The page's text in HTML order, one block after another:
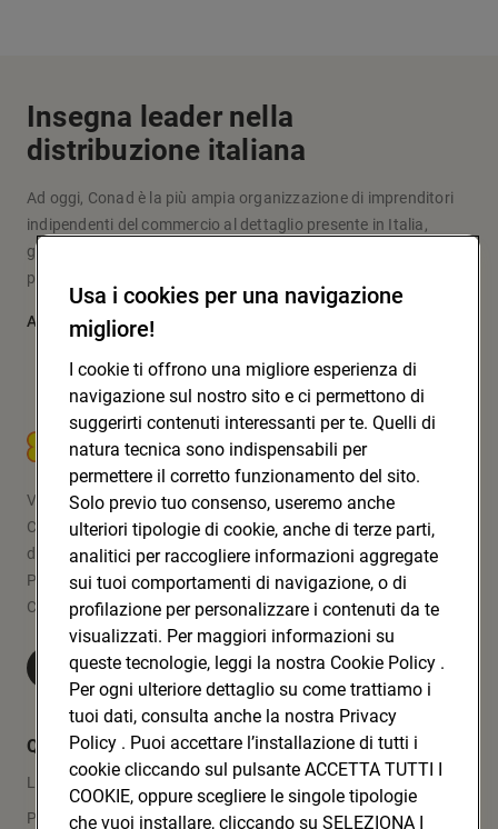
Insegna leader nella
distribuzione italiana
Ad oggi, Conad è la più ampia organizzazione di imprenditori
indipendenti del commercio al dettaglio presente in Italia,
grazie a un modello originale d’impresa e fare la spesa che
pone al centro le persone: i soci, i clienti, la comunità.
Approfondisci
CONAD SOC. COOP.
Via Michelino, 59 | 40127 BOLOGNA
Codice Fiscale e Registro Imprese
di Bologna 00865960157
PARTITA IVA 03320960374
CONAD SOC. COOP.
Visita Conad.it
Quicklinks
Lavora con noi
Press Area
Usa i cookies per una navigazione
migliore!
I cookie ti offrono una migliore esperienza di
navigazione sul nostro sito e ci permettono di
suggerirti contenuti interessanti per te. Quelli di
natura tecnica sono indispensabili per
permettere il corretto funzionamento del sito.
Solo previo tuo consenso, useremo anche
ulteriori tipologie di cookie, anche di terze parti,
analitici per raccogliere informazioni aggregate
sui tuoi comportamenti di navigazione, o di
profilazione per personalizzare i contenuti da te
visualizzati. Per maggiori informazioni su
queste tecnologie, leggi la nostra Cookie Policy .
Per ogni ulteriore dettaglio su come trattiamo i
tuoi dati, consulta anche la nostra Privacy
Policy . Puoi accettare l’installazione di tutti i
cookie cliccando sul pulsante ACCETTA TUTTI I
COOKIE, oppure scegliere le singole tipologie
che vuoi installare, cliccando su SELEZIONA I